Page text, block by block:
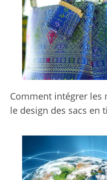
Comment intégrer
le design des sacs en